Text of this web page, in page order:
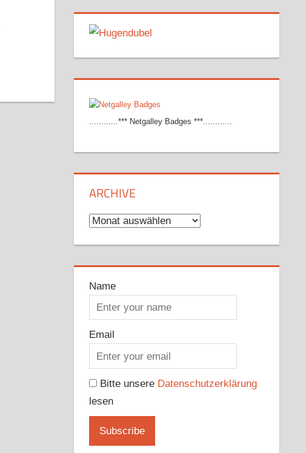
............*** Netgalley Badges ***............
ARCHIVE
Archive
Name
Email
Bitte unsere Datenschutzerklärung
lesen